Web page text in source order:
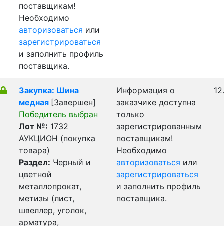
поставщикам!
Необходимо
авторизоваться или
зарегистрироваться
и заполнить профиль
поставщика.
Закупка: Шина
медная [Завершен]
Победитель выбран
Лот №: 1732
АУКЦИОН (покупка
товара)
Раздел: Черный и
цветной
металлопрокат,
метизы (лист,
швеллер, уголок,
арматура,
Информация о
заказчике доступна
только
зарегистрированным
поставщикам!
Необходимо
авторизоваться или
зарегистрироваться
и заполнить профиль
поставщика.